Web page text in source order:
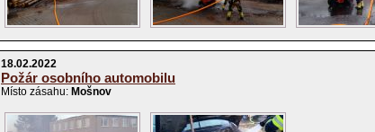
18.02.2022
Požár osobního automobilu
Místo zásahu: Mošnov